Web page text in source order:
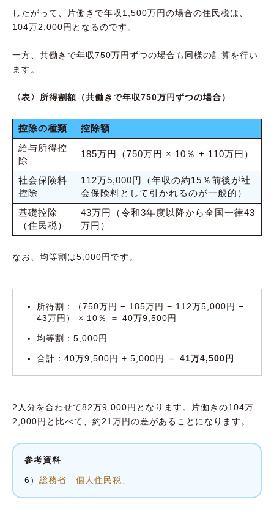
したがって、片働きで年収1,500万円の場合の住民税は、
104万2,000円となるのです。
一方、共働きで年収750万円ずつの場合も同様の計算を行い
ます。
〈表〉所得割額（共働きで年収750万円ずつの場合）
控除の種類
控除額
給与所得控
除
185万円（750万円 × 10％ + 110万円）
社会保険料
控除
112万5,000円（年収の約15％前後が社
会保険料として引かれるのが一般的）
基礎控除
（住民税）
43万円（令和3年度以降から全国一律43
万円）
なお、均等割は5,000円です。
所得割：（750万円 − 185万円 − 112万5,000円 −
43万円） × 10％ ＝ 40万9,500円
均等割：5,000円
合計：40万9,500円 + 5,000円 ＝41万4,500円
2人分を合わせて82万9,000円となります。片働きの104万
2,000円と比べて、約21万円の差があることになります。
参考資料
6） 総務省「個人住民税」